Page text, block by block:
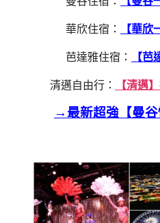
華欣住宿： 【華欣
芭達雅住宿： 【芭
清邁自由行： 【清邁
→最新超強【曼谷